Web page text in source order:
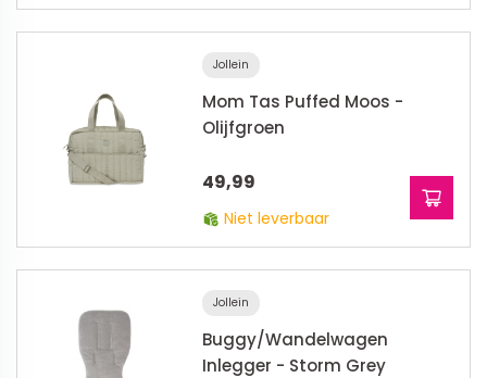
Jollein
Mom Tas Puffed Moos -
Olijfgroen
49,99
Niet leverbaar
Jollein
Buggy/Wandelwagen
Inlegger - Storm Grey